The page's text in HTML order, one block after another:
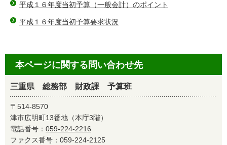
平成１６年度当初予算（一般会計）のポイント
平成１６年度当初予算要求状況
本ページに関する問い合わせ先
三重県 総務部 財政課 予算班
〒514-8570
津市広明町13番地（本庁3階）
電話番号： 059-224-2216
ファクス番号：059-224-2125